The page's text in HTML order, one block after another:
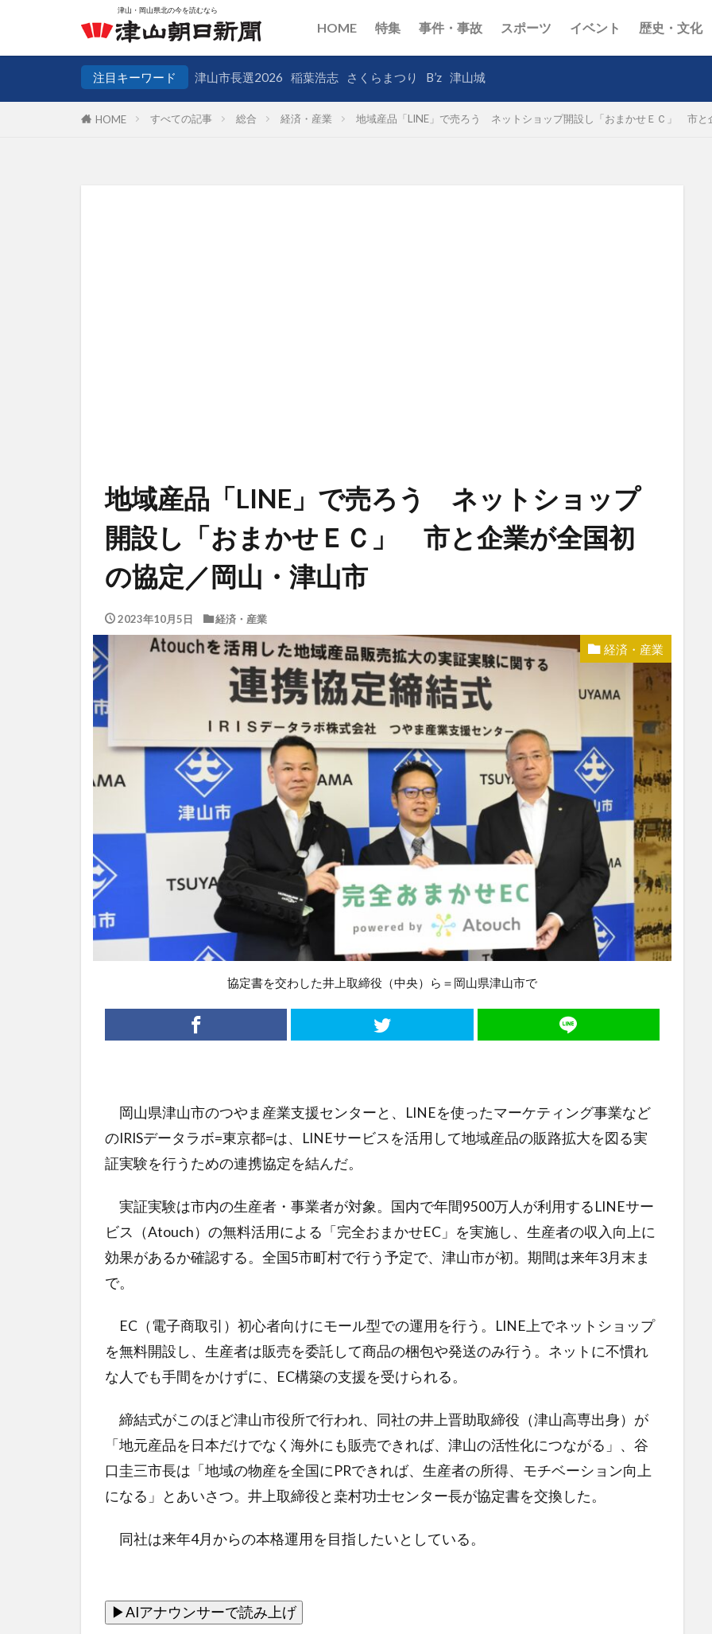
HOME 特集 事件・事故 スポーツ イベント 歴史・文化
注目キーワード 津山市長選2026 稲葉浩志 さくらまつり B’z 津山城
HOME すべての記事 総合 経済・産業 地域産品「LINE」で売ろう ネットショップ開設し「おまかせＥＣ」 市と
地域産品「LINE」で売ろう ネットショップ
開設し「おまかせＥＣ」 市と企業が全国初
の協定／岡山・津山市
2023年10月5日 経済・産業
経済・産業
協定書を交わした井上取締役（中央）ら＝岡山県津山市で
岡山県津山市のつやま産業支援センターと、LINEを使ったマーケティング事業など
のIRISデータラボ=東京都=は、LINEサービスを活用して地域産品の販路拡大を図る実
証実験を行うための連携協定を結んだ。
実証実験は市内の生産者・事業者が対象。国内で年間9500万人が利用するLINEサー
ビス（Atouch）の無料活用による「完全おまかせEC」を実施し、生産者の収入向上に
効果があるか確認する。全国5市町村で行う予定で、津山市が初。期間は来年3月末ま
で。
EC（電子商取引）初心者向けにモール型での運用を行う。LINE上でネットショップ
を無料開設し、生産者は販売を委託して商品の梱包や発送のみ行う。ネットに不慣れ
な人でも手間をかけずに、EC構築の支援を受けられる。
締結式がこのほど津山市役所で行われ、同社の井上晋助取締役（津山高専出身）が
「地元産品を日本だけでなく海外にも販売できれば、津山の活性化につながる」、谷
口圭三市長は「地域の物産を全国にPRできれば、生産者の所得、モチベーション向上
になる」とあいさつ。井上取締役と桒村功士センター長が協定書を交換した。
同社は来年4月からの本格運用を目指したいとしている。